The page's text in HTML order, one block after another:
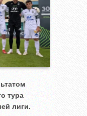
тура
лиги.